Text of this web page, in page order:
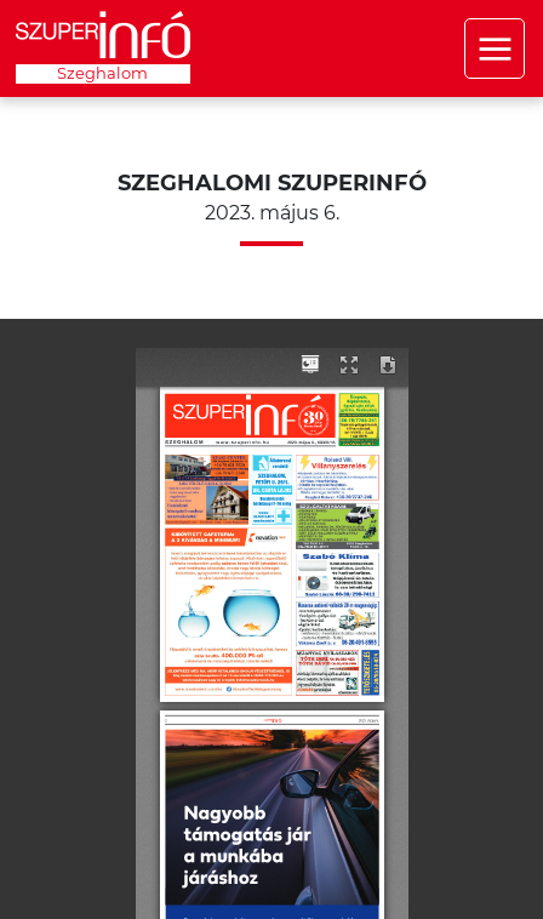
Szeghalom
SZEGHALOMI SZUPERINFÓ
2023. május 6.